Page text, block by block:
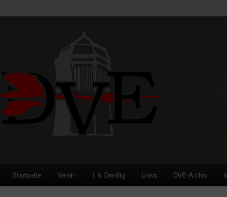
Startseite Verein 1 & Dreißig Links DVE-Archiv